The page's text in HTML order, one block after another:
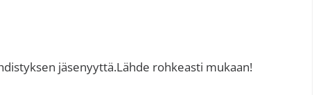
jäsenyyttä.Lähde rohkeasti mukaan!